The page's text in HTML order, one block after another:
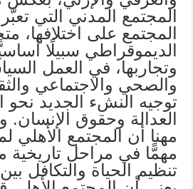
المجتمع المدني التي
المجتمع على اختلافها،
الديموقراطي سبيلًا
وتجاربها، في العمل
والصحي والاجتماعي
توجيه النشء الجديد
العدالة وحقوق الإنسان.
مهنا أن المجتمع الأهلي
مهمًّا في مراحل تاريخية
تنظيم الحياة والتكافل